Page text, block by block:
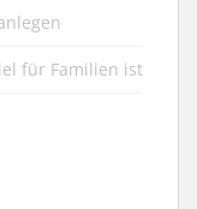
für Familien ist